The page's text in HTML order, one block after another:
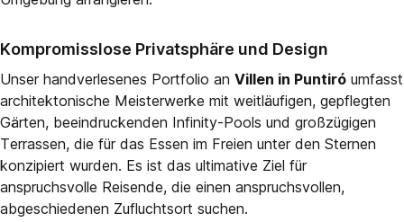
Kompromisslose Privatsphäre und Design
Unser handverlesenes Portfolio an Villen in Puntiró umfasst
architektonische Meisterwerke mit weitläufigen, gepflegten
Gärten, beeindruckenden Infinity-Pools und großzügigen
Terrassen, die für das Essen im Freien unter den Sternen
konzipiert wurden. Es ist das ultimative Ziel für
anspruchsvolle Reisende, die einen anspruchsvollen,
abgeschiedenen Zufluchtsort suchen.